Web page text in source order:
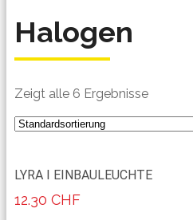
Halogen
Zeigt alle 6 Ergebnisse
LYRA I EINBAULEUCHTE
12.30 CHF